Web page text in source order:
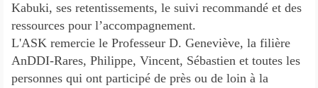
Kabuki, ses retentissements, le suivi recommandé et des
ressources pour l’accompagnement.
L'ASK remercie le Professeur D. Geneviève, la filière
AnDDI-Rares, Philippe, Vincent, Sébastien et toutes les
personnes qui ont participé de près ou de loin à la